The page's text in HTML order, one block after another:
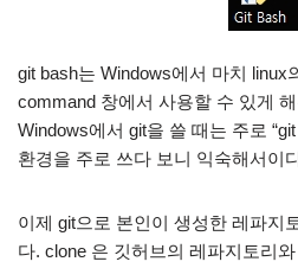
git bash는 Windows에서 마치 linux
command 창에서 사용할 수 있게
Windows에서 git을 쓸 때는 주로
환경을 주로 쓰다 보니 익숙해서이
이제 git으로 본인이 생성한 레파지
다. clone 은 깃허브의 레파지토리